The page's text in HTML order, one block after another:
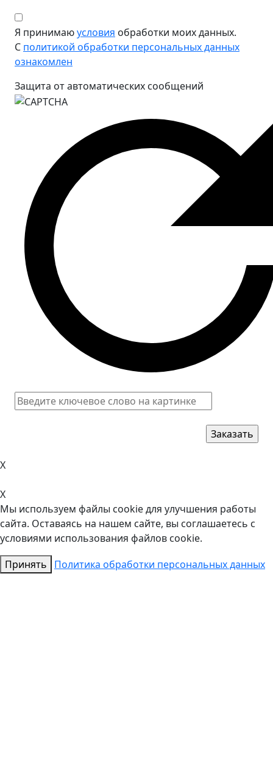
Я принимаюусловия обработки моих данных.
С политикой обработки персональных данных
ознакомлен
Защита от автоматических сообщений
X
X
Мы используем файлы cookie для улучшения работы
сайта. Оставаясь на нашем сайте, вы соглашаетесь с
условиями использования файлов cookie.
Принять
Политика обработки персональных данных